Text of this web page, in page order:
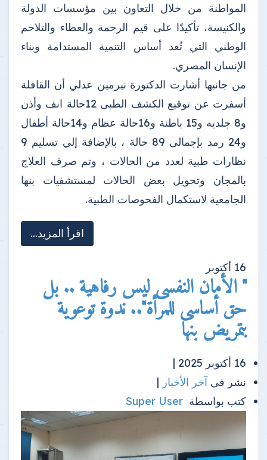
المواطنة من خلال التعاون بين مؤسسات الدولة
والكنيسة، تأكيدًا على قيم الرحمة والعطاء والتلاحم
الوطني التي تُعد أساس التنمية المستدامة وبناء
الإنسان المصري.
من جانبها أشارت الدكتورة نيرمين عدلي أن القافلة
أسفرت عن توقيع الكشف الطبى 12حالة انف وأذن
و8 جلديه و15 باطنة و16حالة عظام و14حالة أطفال
و24 رمد بإجمالى 89 حالة ، بالإضافة إلي تسليم 9
نظارات طبية لعدد من الحالات ، وتم صرف العلاج
بالمجان وتحويل بعض الحالات لمستشفيات بنها
الجامعية لاستكمال الفحوصات الطبية.
اقرأ المزيد...
16 أكتوبر
" الأمان النفسى ليس رفاهية .. بل
حق أساسى للمرأة".. ندوة توعوية
بتمريض بنها
16 أكتوبر 2025 |
نشر فى آخر الأخبار |
كتب بواسطة Super User